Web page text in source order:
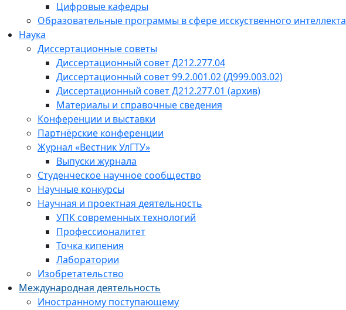
Цифровые кафедры
Образовательные программы в сфере исскуственного интеллекта
Наука
Диссертационные советы
Диссертационный совет Д212.277.04
Диссертационный совет 99.2.001.02 (Д999.003.02)
Диссертационный совет Д212.277.01 (архив)
Материалы и справочные сведения
Конференции и выставки
Партнёрские конференции
Журнал «Вестник УлГТУ»
Выпуски журнала
Студенческое научное сообщество
Научные конкурсы
Научная и проектная деятельность
УПК современных технологий
Профессионалитет
Точка кипения
Лаборатории
Изобретательство
Международная деятельность
Иностранному поступающему